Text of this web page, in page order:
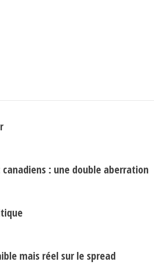
: une double aberration
mais réel sur le spread